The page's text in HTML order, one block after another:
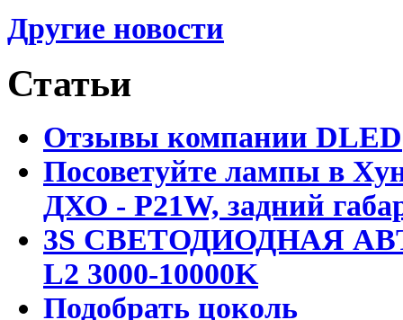
Другие новости
Статьи
Отзывы компании DLED
Посоветуйте лампы в
ДХО - P21W, задний
3S СВЕТОДИОДНАЯ
L2 3000-10000K
Подобрать цоколь